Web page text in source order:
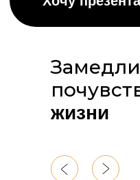
жизни
Авиабилеты до Горно-
✖
от 220